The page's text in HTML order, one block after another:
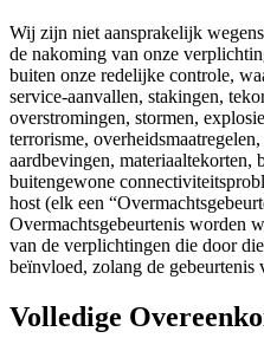
Wij zijn niet aansprakelijk
de nakoming van onze
buiten onze redelijke controle,
service-aanvallen, stakingen,
overstromingen, stormen,
terrorisme,
aardbevingen, materiaaltekorten,
buitengewone
host (elk een
Overmachtsgebeurtenis worden
van de verplichtingen die door
beïnvloed, zolang de gebeurtenis
Volledige